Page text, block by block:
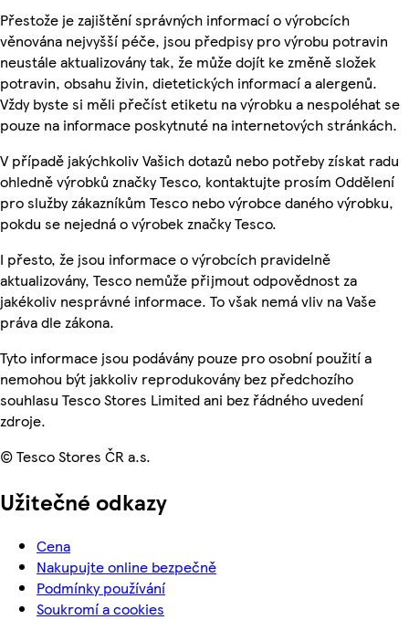
Přestože je zajištění správných informací o výrobcích
věnována nejvyšší péče, jsou předpisy pro výrobu potravin
neustále aktualizovány tak, že může dojít ke změně složek
potravin, obsahu živin, dietetických informací a alergenů.
Vždy byste si měli přečíst etiketu na výrobku a nespoléhat se
pouze na informace poskytnuté na internetových stránkách.
V případě jakýchkoliv Vašich dotazů nebo potřeby získat radu
ohledně výrobků značky Tesco, kontaktujte prosím Oddělení
pro služby zákazníkům Tesco nebo výrobce daného výrobku,
pokdu se nejedná o výrobek značky Tesco.
I přesto, že jsou informace o výrobcích pravidelně
aktualizovány, Tesco nemůže přijmout odpovědnost za
jakékoliv nesprávné informace. To však nemá vliv na Vaše
práva dle zákona.
Tyto informace jsou podávány pouze pro osobní použití a
nemohou být jakkoliv reprodukovány bez předchozího
souhlasu Tesco Stores Limited ani bez řádného uvedení
zdroje.
© Tesco Stores ČR a.s.
Užitečné odkazy
Cena
Nakupujte online bezpečně
Podmínky používání
Soukromí a cookies